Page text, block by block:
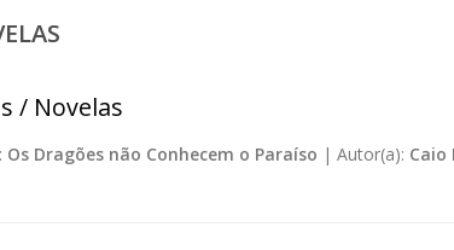
/ Novelas
Os Dragões não Conhecem o Paraíso | Autor(a): Caio